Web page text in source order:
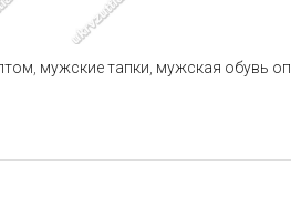
мужские тапки мужская обувь